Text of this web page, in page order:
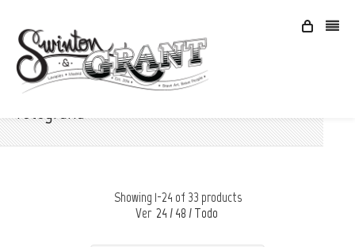
fotografía
Showing 1-24 of 33 products
Ver 24 / 48 / Todo